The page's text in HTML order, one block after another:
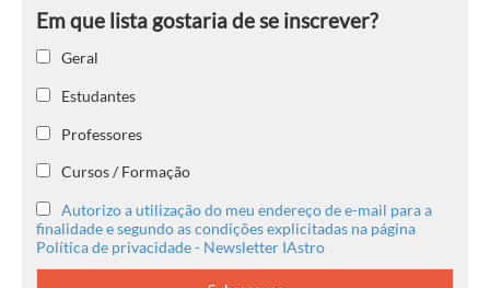
Geral
Estudantes
Professores
Cursos / Formação
Autorizo a utilização do meu endereço de e-mail para a
finalidade e segundo as condições explicitadas na página
Política de privacidade - Newsletter IAstro